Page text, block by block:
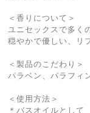
＜香りについて＞
ユニセックスで多く
穏やかで優しい、リ
＜製品のこだわり＞
パラベン、パラフィ
＜使用方法＞
＊バスオイルとして